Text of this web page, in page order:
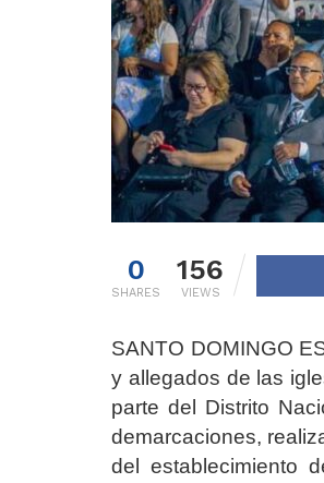
0
SHARES
156
VIEWS
SANTO DOMINGO
y allegados de las
parte del Distrito
demarcaciones,
del establecimiento